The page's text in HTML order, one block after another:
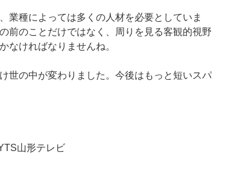
業種によっては多くの人材を必要としていま
前のことだけではなく、周りを見る客観的視野
なければなりませんね。
世の中が変わりました。今後はもっと短いスパ
山形テレビ